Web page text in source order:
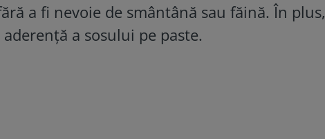
a fi nevoie de smântână sau făină. În plus,
a sosului pe paste.